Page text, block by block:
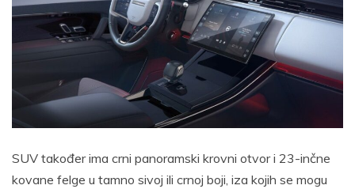
SUV također ima crni panoramski krovni otvor i 23-inčne
kovane felge u tamno sivoj ili crnoj boji, iza kojih se mogu